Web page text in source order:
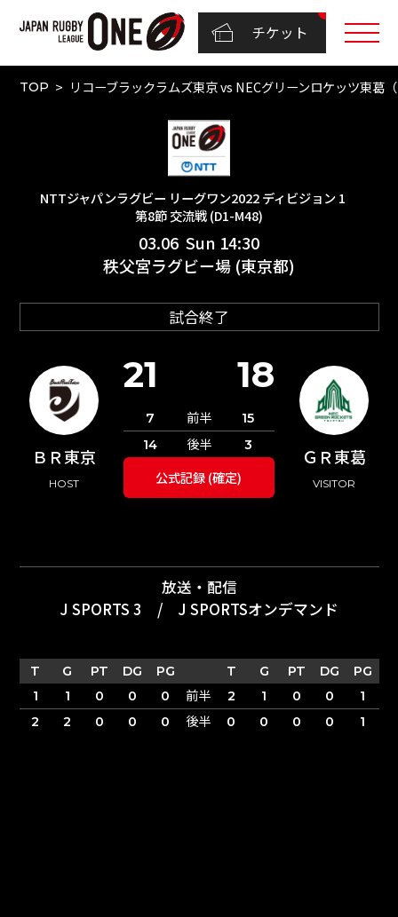
チケット
TOP リコーブラックラムズ東京 vs NECグリーンロケッツ東
NTTジャパンラグビー リーグワン2022 ディビジョン 1
第8節 交流戦 (D1-M48)
03.06 Sun 14:30
秩父宮ラグビー場 (東京都)
試合終了
ＢＲ東京
HOST
ＧＲ東葛
VISITOR
21 18
7 前半
15
14
後半 3
公式記録 (確定)
放送・配信
J SPORTS 3
/ J SPORTSオンデマンド
T G PT DG PG T G PT DG
PG
1
1 0 0 0 前半 2 1 0 0
1
2
2 0 0 0 後半 0 0 0 0 1